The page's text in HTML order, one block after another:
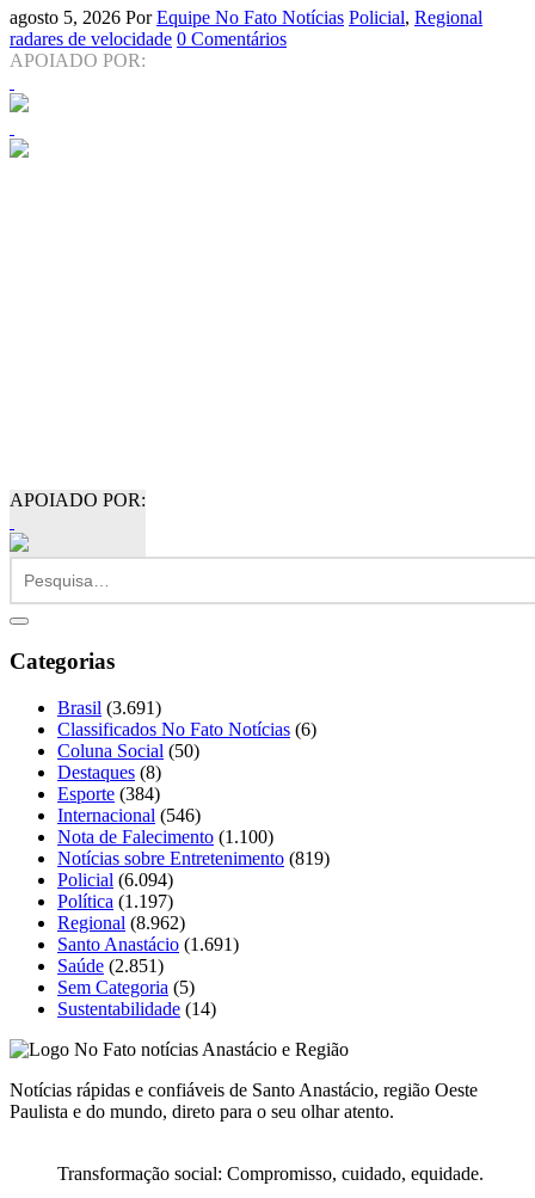
agosto 5, 2026 Por Equipe No Fato Notícias Policial, Regional
radares de velocidade 0 Comentários
APOIADO POR:
APOIADO POR:
Categorias
Brasil (3.691)
Classificados No Fato Notícias (6)
Coluna Social (50)
Destaques (8)
Esporte (384)
Internacional (546)
Nota de Falecimento (1.100)
Notícias sobre Entretenimento (819)
Policial (6.094)
Política (1.197)
Regional (8.962)
Santo Anastácio (1.691)
Saúde (2.851)
Sem Categoria (5)
Sustentabilidade (14)
Notícias rápidas e confiáveis de Santo Anastácio, região Oeste
Paulista e do mundo, direto para o seu olhar atento.
Transformação social: Compromisso, cuidado, equidade.